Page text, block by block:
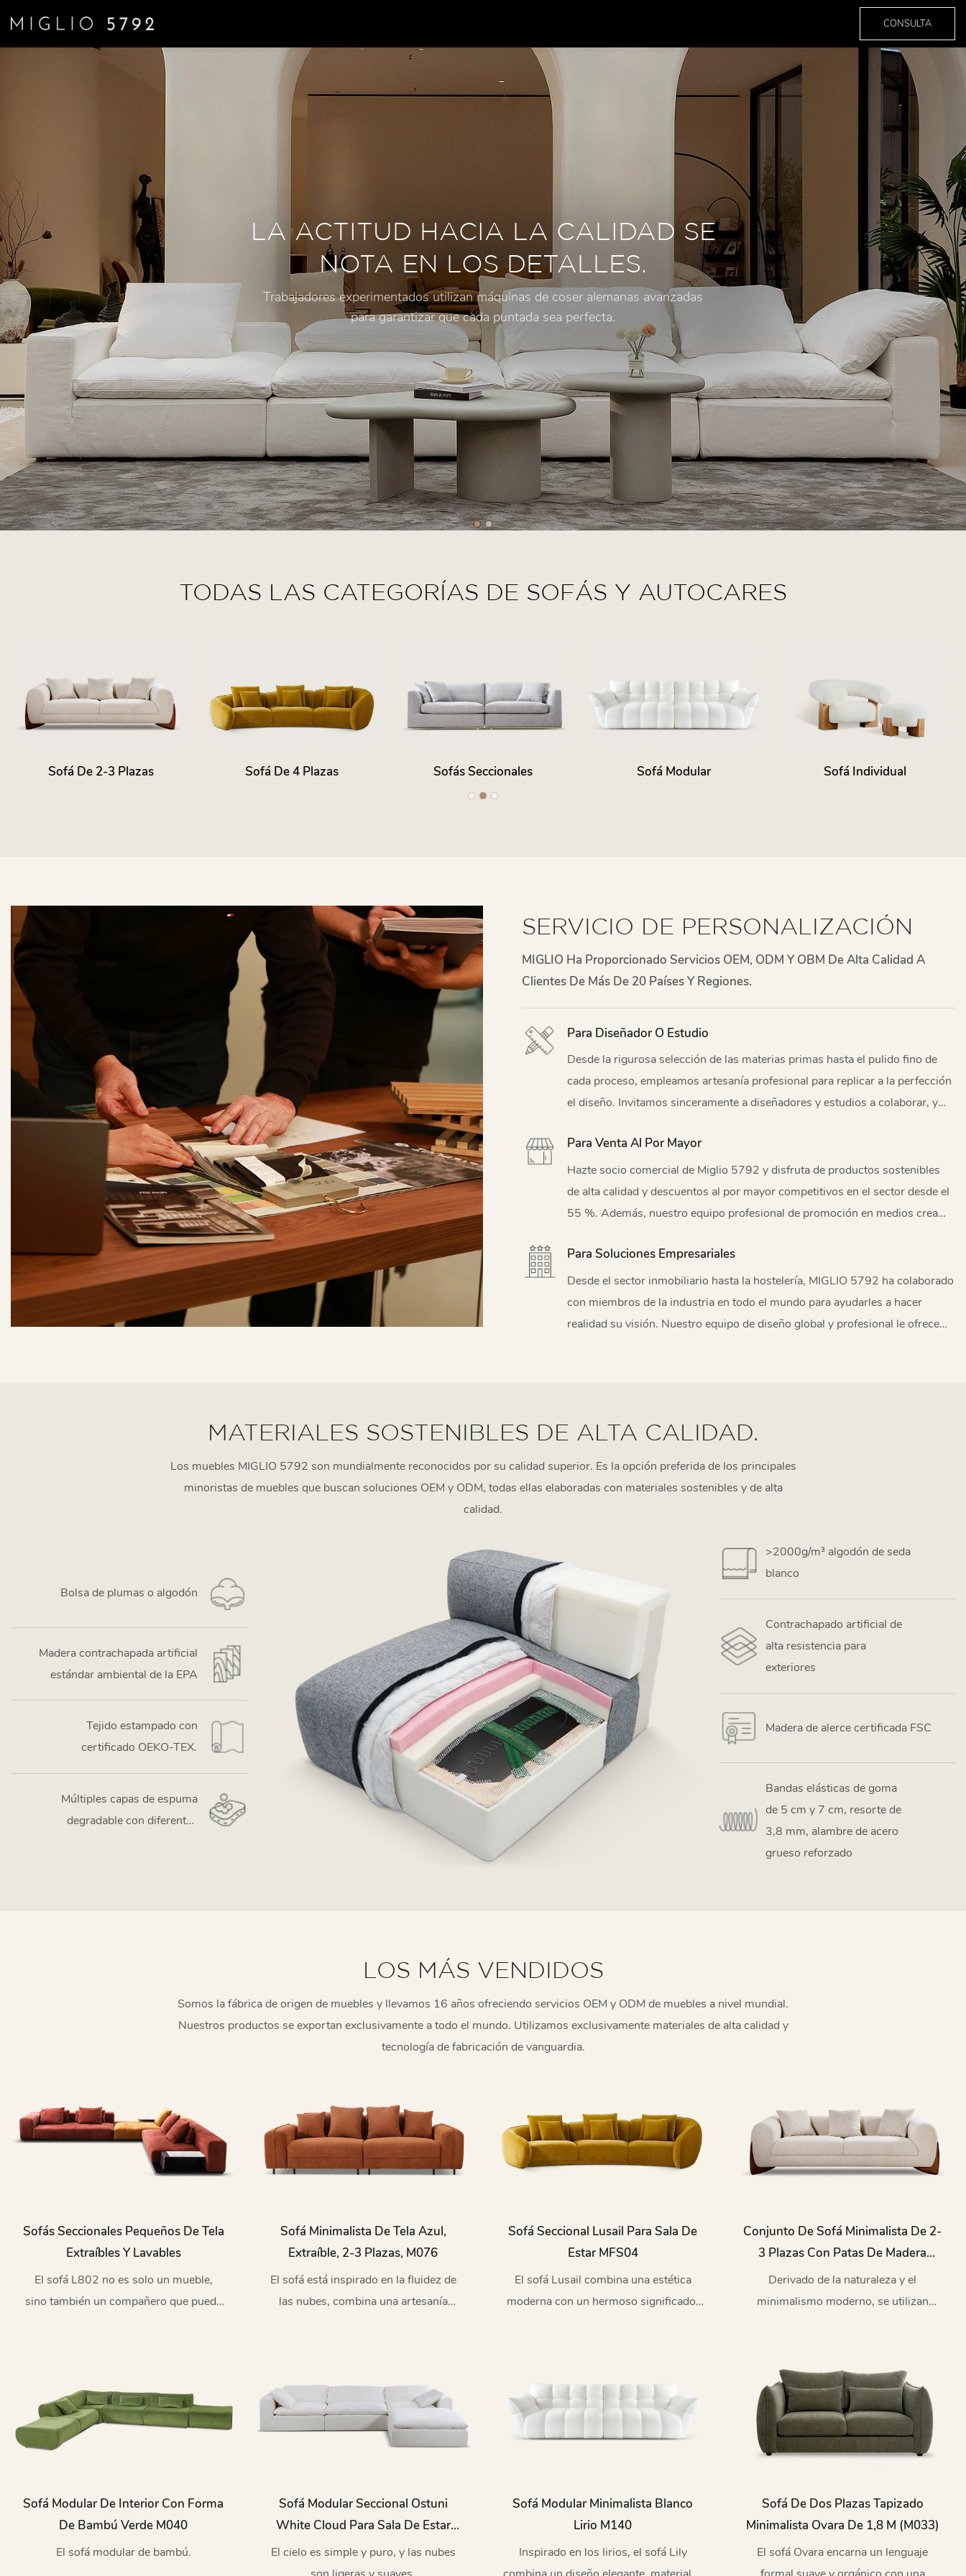
CONSULTA
BANNER01 (8)
TODAS LAS CATEGORÍAS DE SOFÁS Y AUTOCARES
Sofá De 4 Plazas Sofás Seccionales Sofá Modular Sofá Individual Sofá De Cuero
SERVICIO DE PERSONALIZACIÓN
MIGLIO Ha Proporcionado Servicios OEM, ODM Y OBM De Alta Calidad A
Clientes De Más De 20 Países Y Regiones.
Para Diseñador O Estudio
Desde la rigurosa selección de las materias primas hasta el pulido fino de
cada proceso, empleamos artesanía profesional para replicar a la perfección
el diseño. Invitamos sinceramente a diseñadores y estudios a colaborar, y
precisa de muestras y el intercambio de información para que nuestras
obras lleguen al mercado. Esperamos trabajar juntos para lograr un
beneficio mutuo.
Para Venta Al Por Mayor
Hazte socio comercial de Miglio 5792 y disfruta de productos sostenibles
de alta calidad y descuentos al por mayor competitivos en el sector desde el
55 %. Además, nuestro equipo profesional de promoción en medios crea
Para Soluciones Empresariales
Desde el sector inmobiliario hasta la hostelería, MIGLIO 5792 ha colaborado
con miembros de la industria en todo el mundo para ayudarles a hacer
realidad su visión. Nuestro equipo de diseño global y profesional le ofrece
MATERIALES SOSTENIBLES DE ALTA CALIDAD.
Los muebles MIGLIO 5792 son mundialmente reconocidos por su calidad superior. Es la opción preferida de los principales
minoristas de muebles que buscan soluciones OEM y ODM, todas ellas elaboradas con materiales sostenibles y de alta
calidad.
Bolsa de plumas o algodón
Madera contrachapada artificial
estándar ambiental de la EPA
Tejido estampado con
certificado OEKO-TEX.
Múltiples capas de espuma
degradable con diferentes
>2000g/m³ algodón de seda
blanco
Contrachapado artificial de
alta resistencia para
exteriores
Madera de alerce certificada FSC
Bandas elásticas de goma
de 5 cm y 7 cm, resorte de
3,8 mm, alambre de acero
grueso reforzado
LOS MÁS VENDIDOS
Somos la fábrica de origen de muebles y llevamos 16 años ofreciendo servicios OEM y ODM de muebles a nivel mundial.
Nuestros productos se exportan exclusivamente a todo el mundo. Utilizamos exclusivamente materiales de alta calidad y
tecnología de fabricación de vanguardia.
Sofás Seccionales Pequeños De Tela
Extraíbles Y Lavables
El sofá L802 no es solo un mueble,
sino también un compañero que puede
Sofá Minimalista De Tela Azul,
Extraíble, 2-3 Plazas, M076
El sofá está inspirado en la fluidez de
las nubes, combina una artesanía
pequeños y medianos.
Sofá Seccional Lusail Para Sala De
Estar MFS04
El sofá Lusail combina una estética
moderna con un hermoso significado,
Conjunto De Sofá Minimalista De 2-
3 Plazas Con Patas De Madera
M080
Derivado de la naturaleza y el
minimalismo moderno, se utilizan
m080 que es a la vez cómodo y
artísticamente hermoso.
Sofá Modular De Interior Con Forma
De Bambú Verde M040
El sofá modular de bambú.
Sofá Modular Seccional Ostuni
White Cloud Para Sala De Estar
M006
El cielo es simple y puro, y las nubes
Sofá Modular Minimalista Blanco
Lirio M140
Inspirado en los lirios, el sofá Lily
Sofá De Dos Plazas Tapizado
Minimalista Ovara De 1,8 M (M033)
El sofá Ovara encarna un lenguaje